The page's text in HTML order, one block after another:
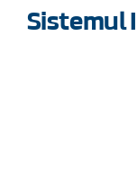
Sistemul